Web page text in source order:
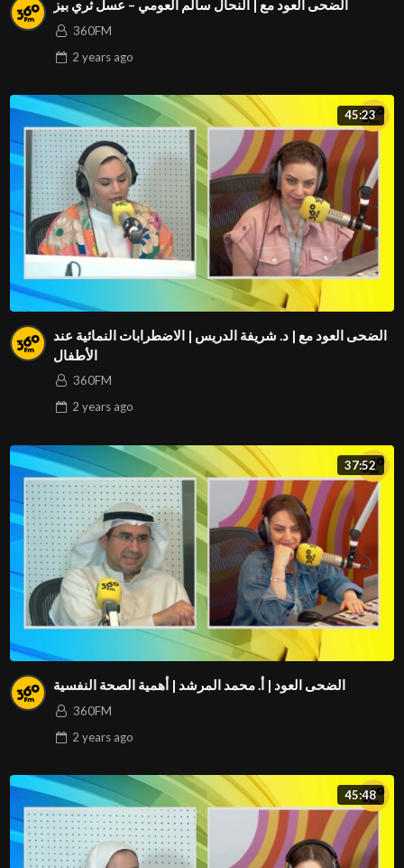
الضحى العود مع | النحال سالم العومي – عسل ثري بيز
360FM
2 yearsago
45:23
الضحى العود مع | د. شريفة الدريس | الاضطرابات النمائية عند
الأطفال
360FM
2 yearsago
37:52
الضحى العود | أ. محمد المرشد | أهمية الصحة النفسية
360FM
2 yearsago
45:48